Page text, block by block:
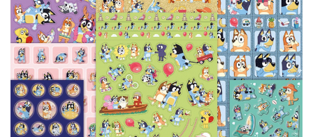
Jocuri cu dinozauri
Jucării de pluș
Jocuri educative pentru
școală/grădiniță
Agende
Cărţi de colorat, activități, apa
Accesorii diverse
LEGO Friends
LEGO Ninjago
LEGO Minecraft
LEGO DREAMZzz
LEGO Star Wars
LEGO Gabby s Dollhouse